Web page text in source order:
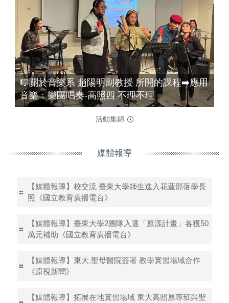
🎼關於音樂系 趙陽明副教授 所開的課程➡️應用
音樂：樂團唱奏-高照四 不理不理
活動集錦
媒體報導
【媒體報導】校交流 臺東大學師生進入花蓮部落學長
照《國立教育廣播電台》
【媒體報導】臺東大學2團隊入選「原漾計畫」各獲50
萬元補助《國立教育廣播電台》
【媒體報導】東大.聖母醫院簽署 教學實習場域合作
《原視新聞》
【媒體報導】拓展在地實習場域 東大高照原專班與聖